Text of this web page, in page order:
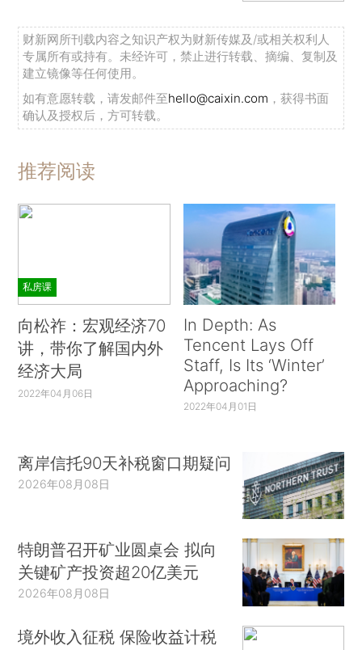
财新网所刊载内容之知识产权为财新传媒及/或相关权利人
专属所有或持有。未经许可，禁止进行转载、摘编、复制及
建立镜像等任何使用。
如有意愿转载，请发邮件至hello@caixin.com ，获得书面
确认及授权后，方可转载。
推荐阅读
私房课
向松祚：宏观经济70
讲，带你了解国内外
经济大局
2022年04月06日
In Depth: As
Tencent Lays Off
Staff, Is Its ‘Winter’
Approaching?
2022年04月01日
离岸信托90天补税窗口期疑问
2026年08月08日
特朗普召开矿业圆桌会 拟向
关键矿产投资超20亿美元
2026年08月08日
境外收入征税 保险收益计税